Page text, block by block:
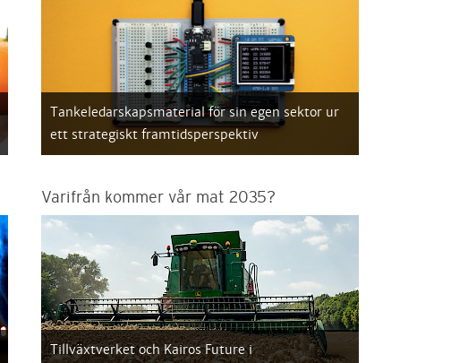
Tankeledarskapsmaterial för sin egen sektor ur
ett strategiskt framtidsperspektiv
Varifrån kommer vår mat 2035?
Tillväxtverket och Kairos Future i